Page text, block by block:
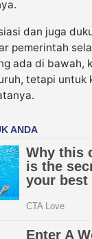
dan juga
pemerintah
ada di bawah,
tetapi untuk